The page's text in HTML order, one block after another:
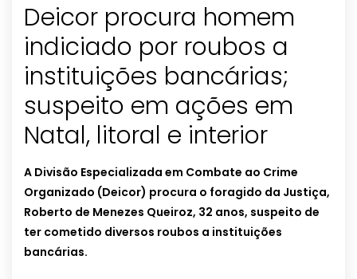
Deicor procura homem
indiciado por roubos a
instituições bancárias;
suspeito em ações em
Natal, litoral e interior
A Divisão Especializada em Combate ao Crime
Organizado (Deicor) procura o foragido da Justiça,
Roberto de Menezes Queiroz, 32 anos, suspeito de
ter cometido diversos roubos a instituições
bancárias.